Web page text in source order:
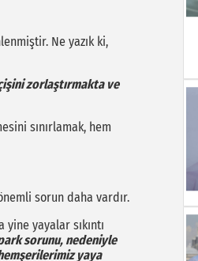
Ne yazık ki,
zorlaştırmakta ve
sınırlamak, hem
sorun daha vardır.
yayalar sıkıntı
sorunu, nedeniyle
yaya